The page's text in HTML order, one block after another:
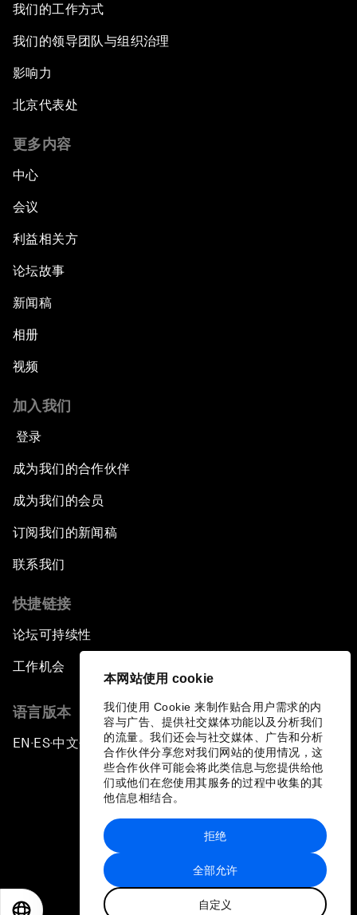
本网站使用 cookie
我们使用 Cookie 来制作贴合用户需求的内
容与广告、提供社交媒体功能以及分析我们
的流量。我们还会与社交媒体、广告和分析
合作伙伴分享您对我们网站的使用情况，这
些合作伙伴可能会将此类信息与您提供给他
们或他们在您使用其服务的过程中收集的其
他信息相结合。
全部允许
自定义
拒绝
我们的工作方式
我们的领导团队与组织治理
影响力
北京代表处
更多内容
中心
会议
利益相关方
论坛故事
新闻稿
相册
视频
加入我们
登录
成为我们的合作伙伴
成为我们的会员
订阅我们的新闻稿
联系我们
快捷链接
论坛可持续性
工作机会
语言版本
EN ▪ES▪中文▪ 日本語
站点地图
世界经济论坛